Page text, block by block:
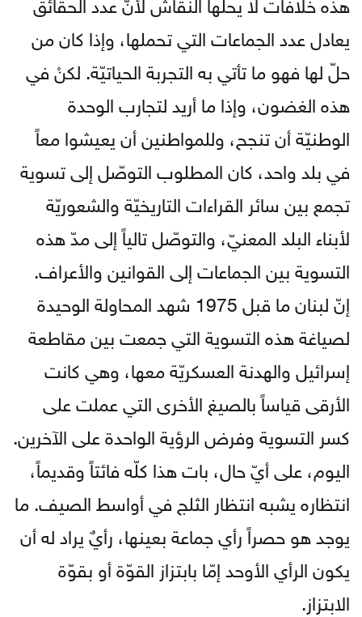
يعادل عدد الجماعات التي تحملها، وإذا كان من
حلّ لها فهو ما تأتي به التجربة الحياتيّة. لكنْ في
هذه الغضون، وإذا ما أريد لتجارب الوحدة
الوطنيّة أن تنجح، وللمواطنين أن يعيشوا معاً
في بلد واحد، كان المطلوب التوصّل إلى تسوية
تجمع بين سائر القراءات التاريخيّة والشعوريّة
لأبناء البلد المعنيّ، والتوصّل تالياً إلى مدّ هذه
التسوية بين الجماعات إلى القوانين والأعراف.
إنّ لبنان ما قبل 1975 شهد المحاولة الوحيدة
لصياغة هذه التسوية التي جمعت بين مقاطعة
إسرائيل والهدنة العسكريّة معها، وهي كانت
الأرقى قياساً بالصيغ الأخرى التي عملت على
كسر التسوية وفرض الرؤية الواحدة على الآخرين.
اليوم، على أيّ حال، بات هذا كلّه فائتاً وقديماً،
انتظاره يشبه انتظار الثلج في أواسط الصيف. ما
يوجد هو حصراً رأي جماعة بعينها، رأيٌ يراد له أن
يكون الرأي الأوحد إمّا بابتزاز القوّة أو بقوّة
الابتزاز.